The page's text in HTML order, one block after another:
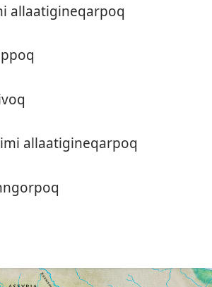
al­laatigineqar­poq
al­laatigineqar­poq